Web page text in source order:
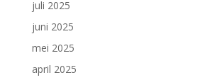
juli 2025
juni 2025
mei 2025
april 2025